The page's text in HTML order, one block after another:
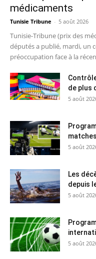
médicaments
Tunisie Tribune - 5 août 2026
Tunisie-Tribune (prix des
députés a publié, mardi, un
préoccupation face à la
de plus
5 août
5 août
Les
depuis
5 août
5 août